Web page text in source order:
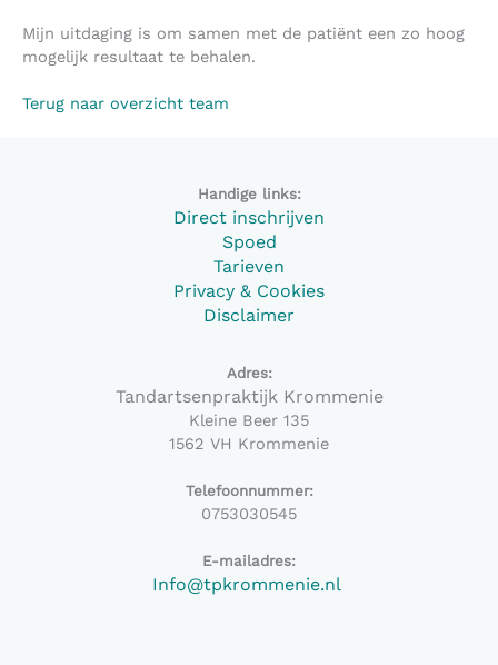
Mijn uitdaging is om samen met de patiënt een zo hoog
mogelijk resultaat te behalen.
Terug naar overzicht team
Handige links:
Direct inschrijven
Spoed
Tarieven
Privacy & Cookies
Disclaimer
Adres:
Tandartsenpraktijk Krommenie
Kleine Beer 135
1562 VH Krommenie
Telefoonnummer:
0753030545
E-mailadres:
Info@tpkrommenie.nl